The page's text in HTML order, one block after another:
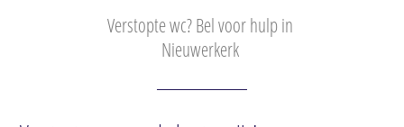
Verstopte wc? Bel voor hulp in
Nieuwerkerk